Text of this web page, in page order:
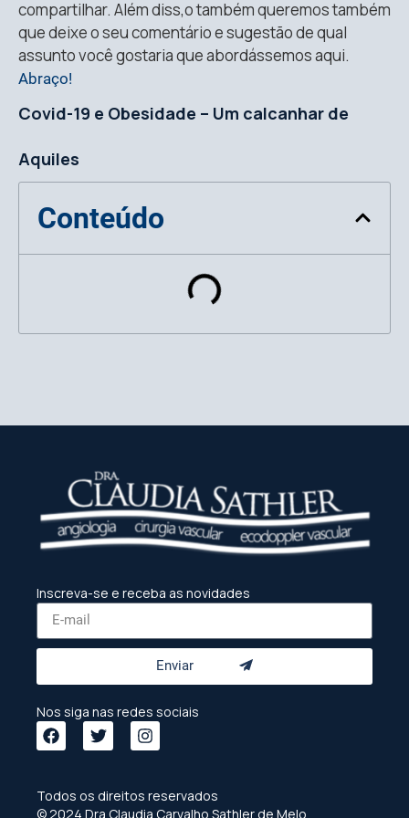
compartilhar. Além diss,o também queremos também
que deixe o seu comentário e sugestão de qual
assunto você gostaria que abordássemos aqui.
Abraço!
Covid-19 e Obesidade – Um calcanhar de
Aquiles
Conteúdo
Inscreva-se e receba as novidades
Enviar
Nos siga nas redes sociais
Todos os direitos reservados
© 2024 Dra Claudia Carvalho Sathler de Melo